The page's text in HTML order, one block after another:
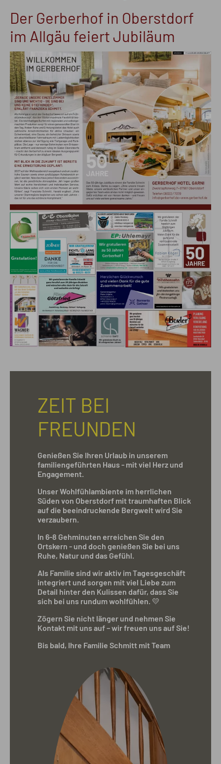
Der Gerberhof in Oberstdorf
im Allgäu feiert Jubiläum
ZEIT BEI
FREUNDEN
Genießen Sie Ihren Urlaub in unserem
familiengeführten Haus - mit viel Herz und
Engagement.
Unser Wohlfühlambiente im herrlichen
Süden von Oberstdorf mit traumhaften Blick
auf die beeindruckende Bergwelt wird Sie
verzaubern.
In 6-8 Gehminuten erreichen Sie den
Ortskern - und doch genießen Sie bei uns
Ruhe, Natur und das Gefühl.
Als Familie sind wir aktiv im Tagesgeschäft
integriert und sorgen mit viel Liebe zum
Detail hinter den Kulissen dafür, dass Sie
sich bei uns rundum wohlfühlen. 💛
Zögern Sie nicht länger und nehmen Sie
Kontakt mit uns auf – wir freuen uns auf Sie!
Bis bald, Ihre Familie Schmitt mit Team